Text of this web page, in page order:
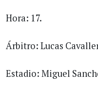
Hora: 17.
Árbitro: Lucas
Estadio: Miguel